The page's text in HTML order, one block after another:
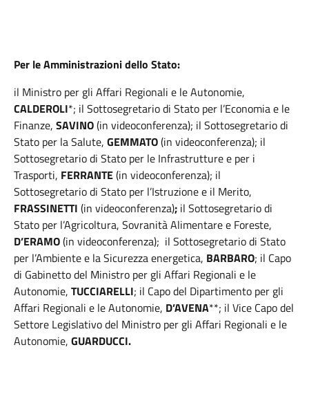
Per le Amministrazioni dello Stato:
il Ministro per gli Affari Regionali e le Autonomie,
CALDEROLI*; il Sottosegretario di Stato per l’Economia e le
Finanze, SAVINO(in videoconferenza); il Sottosegretario di
Stato per la Salute, GEMMATO(in videoconferenza); il
Sottosegretario di Stato per le Infrastrutture e per i
Trasporti, FERRANTE(in videoconferenza); il
Sottosegretario di Stato per l’Istruzione e il Merito,
FRASSINETTI (in videoconferenza); il Sottosegretario di
Stato per l’Agricoltura, Sovranità Alimentare e Foreste,
D’ERAMO(in videoconferenza); il Sottosegretario di Stato
per l’Ambiente e la Sicurezza energetica, BARBARO; il Capo
di Gabinetto del Ministro per gli Affari Regionali e le
Autonomie, TUCCIARELLI; il Capo del Dipartimento per gli
Affari Regionali e le Autonomie, D’AVENA**; il Vice Capo del
Settore Legislativo del Ministro per gli Affari Regionali e le
Autonomie, GUARDUCCI.